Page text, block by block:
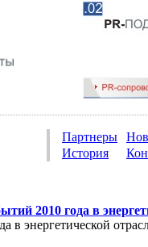
Партнеры
История
2010 года в
энергетической